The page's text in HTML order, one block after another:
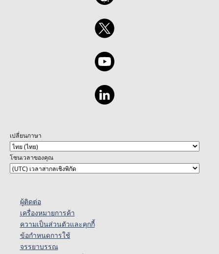
เปลี่ยนภาษา
โซนเวลาของคุณ
ผู้ติดต่อ
เครื่องหมายการค้า
ความเป็นส่วนตัวและคุกกี้
ข้อกำหนดการใช้
จรรยาบรรณ